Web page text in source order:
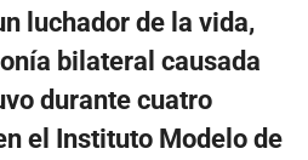
luchador de la vida,
bilateral causada
durante cuatro
el Instituto Modelo de